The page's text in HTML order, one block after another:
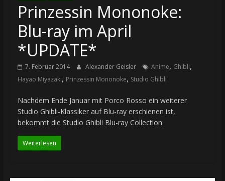
Prinzessin Mononoke:
Blu-ray im April
*UPDATE*
7. Februar 2014 Alexander Geisler Anime, Ghibli,
Hayao Miyazaki, Prinzessin Mononoke, Studio Ghibli
Nachdem Ende Januar mit Porco Rosso ein weiterer
Studio Ghibli-Klassiker auf Blu-ray erschienen ist,
bekommt die Studio Ghibli Blu-ray Collection
Weiterlesen